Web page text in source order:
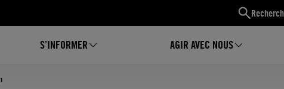
S’INFORMER AGIR AVEC NOUS